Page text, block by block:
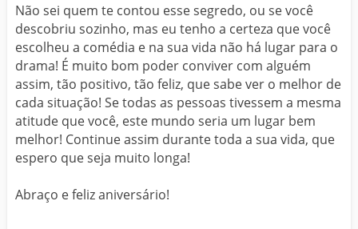
Não sei quem te contou esse segredo, ou se você
descobriu sozinho, mas eu tenho a certeza que você
escolheu a comédia e na sua vida não há lugar para o
drama! É muito bom poder conviver com alguém
assim, tão positivo, tão feliz, que sabe ver o melhor de
cada situação! Se todas as pessoas tivessem a mesma
atitude que você, este mundo seria um lugar bem
melhor! Continue assim durante toda a sua vida, que
espero que seja muito longa!
Abraço e feliz aniversário!